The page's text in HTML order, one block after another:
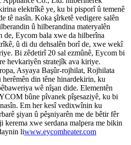
elektrîkê ye, ku bi pisporî û temenê
tê nasîn. Koka şîrketê vedigere salên
û hilberandina materyalên
de, Eycom bala xwe da hilberîna
û di du dehsalên borî de, xwe wekî
Bi zêdetirî 20 sal ezmûnê, Eycom bi
hevkariyên stratejîk ava kiriye.
Asyaya Başûr-rojhilat, Rojhilata
din têne hinardekirin, ku
wê nîşan dide. Elementên
bûne pîvanek pîşesaziyê, ku bi
Em her kesî vedixwînin ku
şiyan û pêşniyarên me de bêtir fêr
kerema xwe serdana malpera me bikin
liwww.eycomheater.com